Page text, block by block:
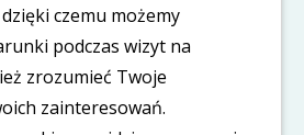
media
LinkedIn
czemu możemy
podczas wizyt na
zrozumieć Twoje
zainteresowań.